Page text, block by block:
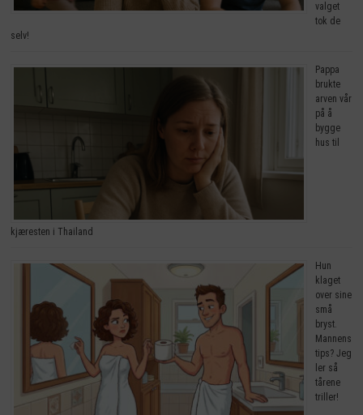
valget
tok de
selv!
Pappa
brukte
arven vår
på å
bygge
hus til
kjæresten i Thailand
Hun
klaget
over sine
små
bryst.
Mannens
tips? Jeg
ler så
tårene
triller!